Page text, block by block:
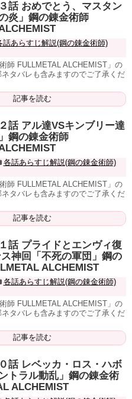
話 おめでとう、マスタン
炎」鋼の錬金術師
話あらすじ解説(鋼の錬金術師)
師 FULLMETAL ALCHEMIST」の
タバレも含みますのでご了承くだ
記事を読む
話 アル達VSキンブリー達
鋼の錬金術師
各話あらすじ解説(鋼の錬金術師)
師 FULLMETAL ALCHEMIST」の
タバレも含みますのでご了承くだ
記事を読む
話 プライドとエンヴィ復
神回「不死の軍団」鋼の
ALCHEMIST
各話あらすじ解説(鋼の錬金術師)
師 FULLMETAL ALCHEMIST」の
タバレも含みますのでご了承くだ
記事を読む
話 レベッカ・ロス・ハボ
トラル動乱」鋼の錬金術
ALCHEMIST